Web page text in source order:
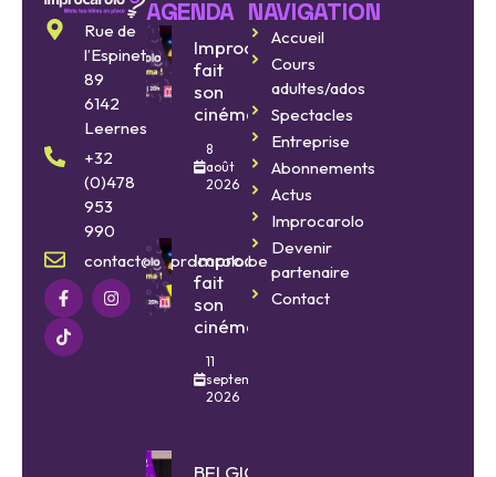
Rue de
l’Espinette
89
6142
Leernes
+32
(0)478
953
990
contact@improcarolo.be
AGENDA
Improcarolo
fait
son
cinéma
8
août
2026
Improcarolo
fait
son
cinéma
11
septembre
2026
NAVIGATION
Accueil
Cours
adultes/ados
Spectacles
Entreprise
Abonnements
Actus
Improcarolo
Devenir
partenaire
Contact